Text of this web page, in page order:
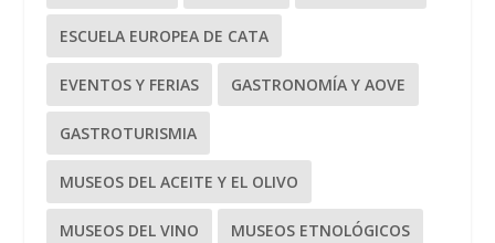
ESCUELA EUROPEA DE CATA
EVENTOS Y FERIAS GASTRONOMÍA Y AOVE
GASTROTURISMIA
MUSEOS DEL ACEITE Y EL OLIVO
MUSEOS DEL VINO MUSEOS ETNOLÓGICOS